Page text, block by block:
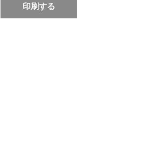
印刷する